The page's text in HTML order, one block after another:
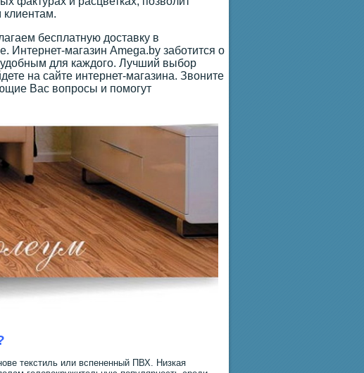
бесплатную доставку в
магазин Amega.by заботится о
удобным для каждого. Лучший выбор
на сайте интернет-магазина. Звоните
Вас вопросы и помогут
текстиль или вспененный ПВХ. Низкая